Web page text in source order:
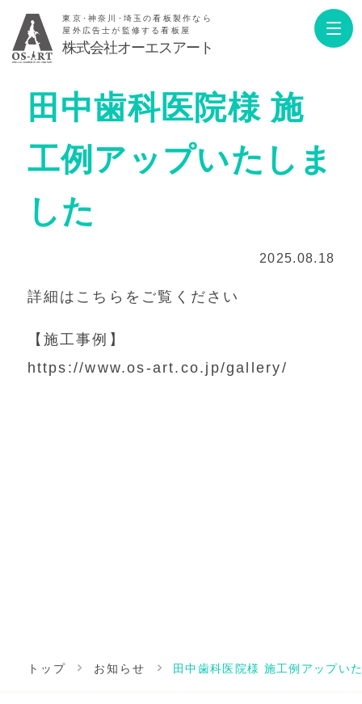
東京･神奈川･埼玉の看板製作なら
屋外広告士が監修する看板屋
株式会社オーエスアート
田中歯科医院様 施
工例アップいたしま
した
2025.08.18
詳細はこちらをご覧ください
【施工事例】
https://www.os-art.co.jp/gallery/
トップ お知らせ 田中歯科医院様 施工例アップい